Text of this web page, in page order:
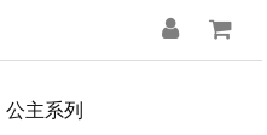
公主系列